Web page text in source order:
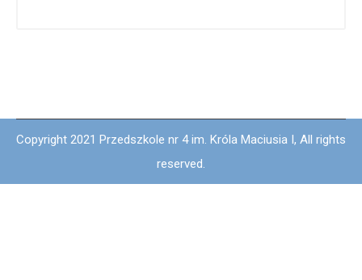
Copyright 2021 Przedszkole nr 4 im. Króla Maciusia I, All rights
reserved.